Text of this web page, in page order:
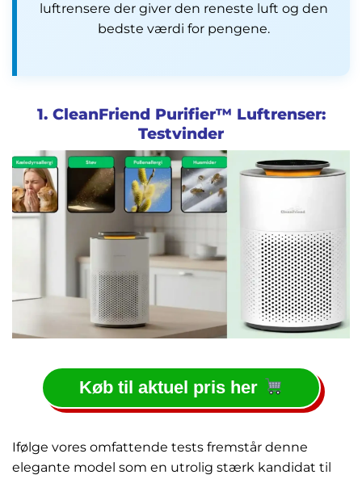
luftrensere der giver den reneste luft og den
bedste værdi for pengene.
1. CleanFriend Purifier™ Luftrenser:
Testvinder
Køb til aktuel pris her
Ifølge vores omfattende tests fremstår denne
elegante model som en utrolig stærk kandidat til